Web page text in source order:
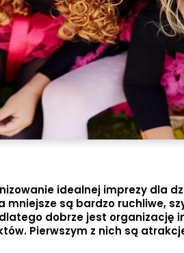
idealnej imprezy dla
mniejsze są bardzo ruchliwe,
dobrze jest organizację
Pierwszym z nich są